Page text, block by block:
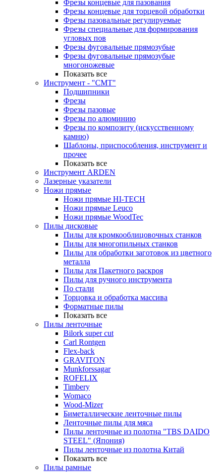
Фрезы концевые для пазования
Фрезы концевые для торцевой обработки
Фрезы пазовальные регулируемые
Фрезы специальные для формирования
угловых пов
Фрезы фуговальные прямозубые
Фрезы фуговальные прямозубые
многоножевые
Показать все
Инструмент - "СМТ"
Подшипники
Фрезы
Фрезы пазовые
Фрезы по алюминию
Фрезы по композиту (искусственному
камню)
Шаблоны, приспособления, инструмент и
прочее
Показать все
Инструмент ARDEN
Лазерные указатели
Ножи прямые
Ножи прямые HI-TECH
Ножи прямые Leuco
Ножи прямые WoodTec
Пилы дисковые
Пилы для кромкооблицовочных станков
Пилы для многопильных станков
Пилы для обработки заготовок из цветного
металла
Пилы для Пакетного раскроя
Пилы для ручного инструмента
По стали
Торцовка и обработка массива
Форматные пилы
Показать все
Пилы ленточные
Bilork super cut
Carl Rontgen
Flex-back
GRAVITON
Munkforssagar
ROFELIX
Timbery
Womaco
Wood-Mizer
Биметаллические ленточные пилы
Ленточные пилы для мяса
Пилы ленточные из полотна "TBS DAIDO
STEEL" (Япония)
Пилы ленточные из полотна Китай
Показать все
Пилы рамные